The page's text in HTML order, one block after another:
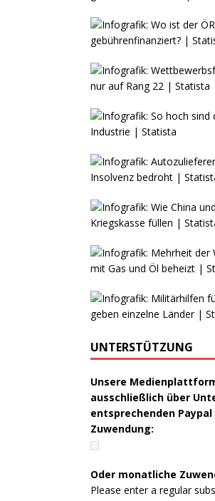
UNTERSTÜTZUNG
Unsere
ausschließlich über
entsprechenden
Zuwendung:
Oder monatliche
Please enter a regular